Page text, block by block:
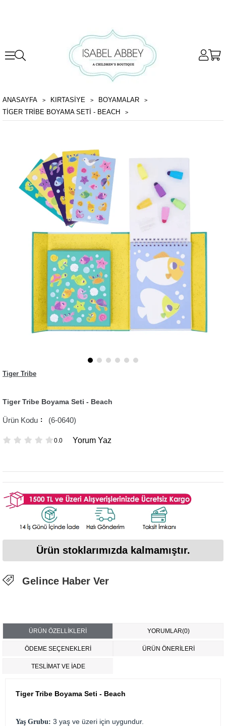
ANASAYFA KIRTASİYE
BOYAMALAR
TIGER TRIBE BOYAMA SETI - BEACH
Tiger Tribe
Tiger Tribe Boyama Seti - Beach
(6-0640)
0.0 Yorum Yaz
Ürün stoklarımızda kalmamıştır.
Gelince Haber Ver
ÜRÜN ÖZELLIKLERI YORUMLAR(0)
ÖDEME SEÇENEKLERI ÜRÜN ÖNERILERI
TESLİMAT VE İADE
Tiger Tribe Boyama Seti - Beach
Yaş Grubu: 3 yaş ve üzeri için uygundur.